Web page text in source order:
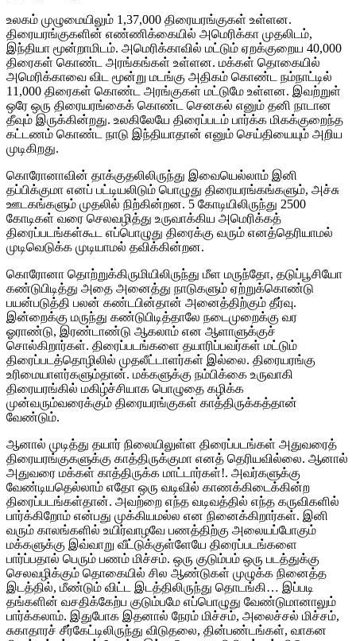
உலகம் முழுமையிலும் 1,37,000 திரையரங்குகள் உள்ளன.
திரையரங்குகளின் எண்ணிக்கையில் அமெரிக்கா முதலிடம்,
இந்தியா மூன்றாமிடம். அமெரிக்காவில் மட்டும் ஏறக்குறைய 40,000
திரைகள் கொண்ட அரங்கங்கள் உள்ளன. மக்கள் தொகையில்
அமெரிக்காவை விட மூன்று மடங்கு அதிகம் கொண்ட நம்நாட்டில்
11,000 திரைகள் கொண்ட அரங்குகள் மட்டுமே உள்ளன. இவற்றுள்
ஒரே ஒரு திரையரங்கைக் கொண்ட செனகல் எனும் தனி நாடான
தீவும் இருக்கின்றது. உலகிலேயே திரைப்படம் பார்க்க மிகக்குறைந்த
கட்டணம் கொண்ட நாடு இந்தியாதான் எனும் செய்தியையும் அறிய
முடிகிறது.
கொரோனாவின் தாக்குதலிலிருந்து இவையெல்லாம் இனி
தப்பிக்குமா எனப் பட்டியலிடும் பொழுது திரையரங்கங்களும், அச்சு
ஊடகங்களும் முதலில் நிற்கின்றன. 5 கோடியிலிருந்து 2500
கோடிகள் வரை செலவழித்து உருவாக்கிய அமெரிக்கத்
திரைப்படங்கள்கூட எப்பொழுது திரைக்கு வரும் எனத்தெரியாமல்
முடிவெடுக்க முடியாமல் தவிக்கின்றன.
கொரோனா தொற்றுக்கிருமியிலிருந்து மீள மருந்தோ, தடுப்பூசியோ
கண்டுபிடித்து அதை அனைத்து நாடுகளும் ஏற்றுக்கொண்டு
பயன்படுத்தி பலன் கண்டபின்தான் அனைத்திற்கும் தீர்வு.
இன்றைக்கு மருந்து கண்டுபிடித்தாலே நடைமுறைக்கு வர
ஓராண்டு, இரண்டாண்டு ஆகலாம் என ஆளாளுக்குச்
சொல்கிறார்கள். திரைப்படங்களை தயாரிப்பவர்கள் மட்டும்
திரைப்படத்தொழிலில் முதலீட்டாளர்கள் இல்லை. திரையரங்கு
உரிமையாளர்களும்தான். மக்களுக்கு நம்பிக்கை உருவாகி
திரையரங்கில் மகிழ்ச்சியாக பொழுதை கழிக்க
முன்வரும்வரைக்கும் திரையரங்குகள் காத்திருக்கத்தான்
வேண்டும்.
ஆனால் முடித்து தயார் நிலையிலுள்ள திரைப்படங்கள் அதுவரைத்
திரையரங்குகளுக்கு காத்திருக்குமா எனத் தெரியவில்லை. ஆனால்
அதுவரை மக்கள் காத்திருக்க மாட்டார்கள்!. அவர்களுக்கு
வேண்டியதெல்லாம் எதோ ஒரு வடிவில் காணக்கிடைக்கின்ற
திரைப்படங்கள்தான். அவற்றை எந்த வடிவத்தில் எந்த கருவிகளில்
பார்க்கிறோம் என்பது முக்கியமல்ல என நினைக்கிறார்கள். இனி
வரும் காலங்களில் உயிர்வாழவே பணத்திற்கு அலையப்போகும்
மக்களுக்கு இவ்வாறு வீட்டுக்குள்ளேயே திரைப்படங்களை
பார்ப்பதால் பெரும் பணம் மிச்சம். ஒரு குடும்பம் ஒரு படத்துக்கு
செலவழிக்கும் தொகையில் சில ஆண்டுகள் முழுக்க நினைத்த
இடத்தில், மீண்டும் விட்ட இடத்திலிருந்து தொடங்கி… இப்படி
தங்களின் வசதிக்கேற்ப குடும்பமே எப்பொழுது வேண்டுமானாலும்
பார்க்கலாம். இதுபோக இதனால் நேரம் மிச்சம், அலைச்சல் மிச்சம்,
சுகாதாரச் சீர்கேட்டிலிருந்து விடுதலை, தின்பண்டங்கள், வாகன